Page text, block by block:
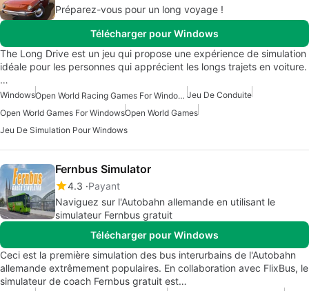
Préparez-vous pour un long voyage !
Télécharger pour Windows
The Long Drive est un jeu qui propose une expérience de simulation
idéale pour les personnes qui apprécient les longs trajets en voiture.
…
Windows Open World Racing Games For Windows Jeu De Conduite
Open World Games For WindowsOpen World Games
Jeu De Simulation Pour Windows
Fernbus Simulator
4.3 Payant
Naviguez sur l'Autobahn allemande en utilisant le
simulateur Fernbus gratuit
Télécharger pour Windows
Ceci est la première simulation des bus interurbains de l'Autobahn
allemande extrêmement populaires. En collaboration avec FlixBus, le
simulateur de coach Fernbus gratuit est…